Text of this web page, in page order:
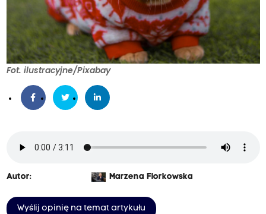
Fot. ilustracyjne/Pixabay
Autor: Marzena Florkowska
Wyślij opinię na temat artykułu